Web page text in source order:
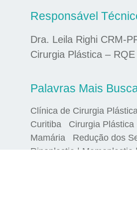
Responsável
Dra. Leila Righi CRM-
Cirurgia Plástica –
Palavras Mais
Clínica de Cirurgia
Curitiba Cirurgia Plástica
Mamária Redução dos
Rinoplastia | Mamoplastia